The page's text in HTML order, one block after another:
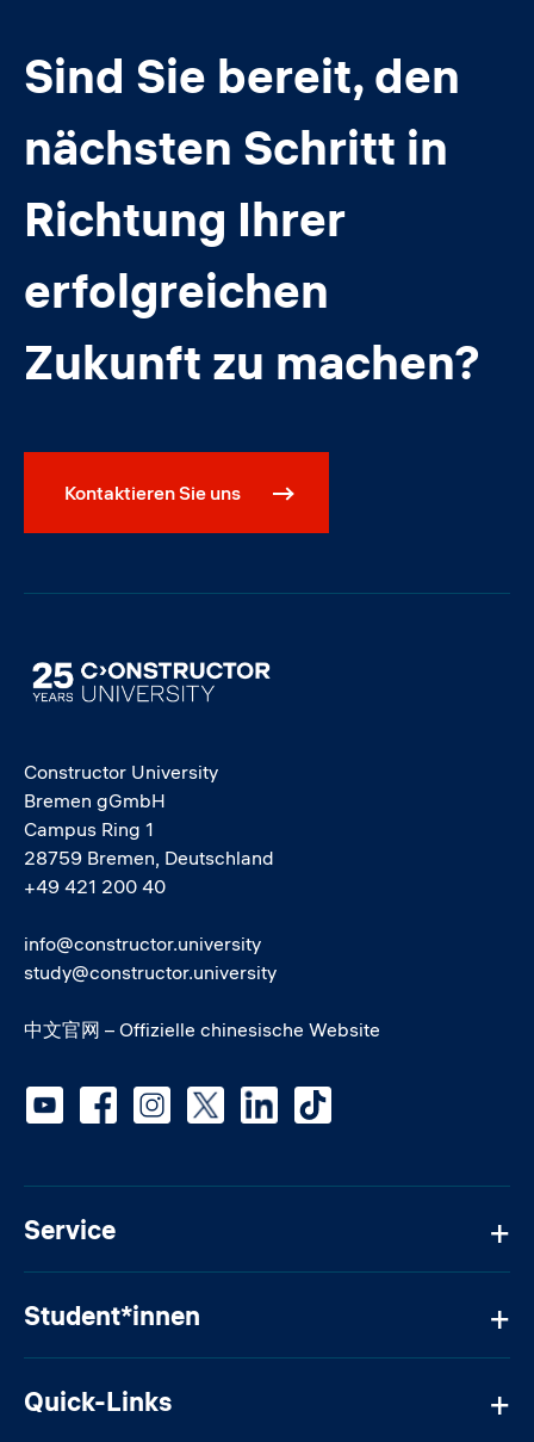
Sind Sie bereit, den
nächsten Schritt in
Richtung Ihrer
erfolgreichen
Zukunft zu machen?
Kontaktieren Sie uns
Image
Constructor University
Bremen gGmbH
Campus Ring 1
28759 Bremen, Deutschland
+49 421 200 40
info@constructor.university
study@constructor.university
中文官网 – Offizielle chinesische Website
Service
Student*innen
Quick-Links
Social media